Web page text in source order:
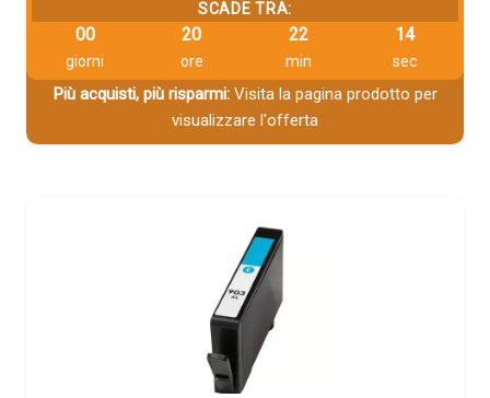
SCADE TRA:
00
giorni
20
ore
22
min
14
sec
Più acquisti, più risparmi:Visita la pagina prodotto per
visualizzare l'offerta